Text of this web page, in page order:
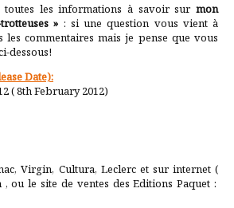
toutes les informations à savoir sur mon
» : si une question vous vient à
les commentaires mais je pense que vous
dessous!
Date):
( 8th February 2012)
Virgin, Cultura, Leclerc et sur internet (
, ou le site de ventes des Editions Paquet :